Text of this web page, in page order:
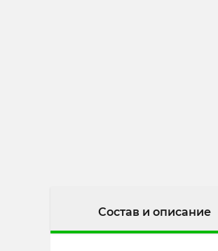
Состав и описание